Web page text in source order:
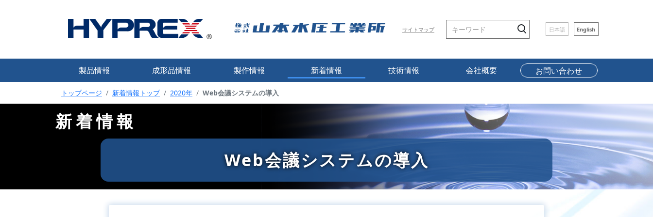
サイトマップ 日本語 English
製品情報 成形品情報
ハイドロ成型サンプル
フレキシブルチューブ成型
T管成型サンプル 曲げサンプル
製作情報 新着情報 技術情報 会社概要
ご挨拶／HYPREX 沿革 概要 社是／理念
納入先例 SDGsへの取り組み
お問い合わせ
トップページ 新着情報トップ 2020年 Web会議システムの導入
新着情報
Web会議システムの導入